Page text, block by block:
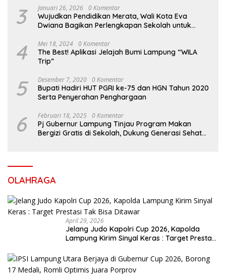
3 Januari 26, 2026 0 Komentar
Wujudkan Pendidikan Merata, Wali Kota Eva
Dwiana Bagikan Perlengkapan Sekolah untuk
4 Mei 18, 2024 0 Komentar
The Best! Aplikasi Jelajah Bumi Lampung “WILA
Trip”
5 Desember 7, 2020 0 Komentar
Bupati Hadiri HUT PGRI ke-75 dan HGN Tahun 2020
Serta Penyerahan Penghargaan
6 Februari 18, 2025 0 Komentar
Pj Gubernur Lampung Tinjau Program Makan
Bergizi Gratis di Sekolah, Dukung Generasi Sehat
OLAHRAGA
April 29, 2026
Jelang Judo Kapolri Cup 2026, Kapolda
Lampung Kirim Sinyal Keras : Target Prestasi